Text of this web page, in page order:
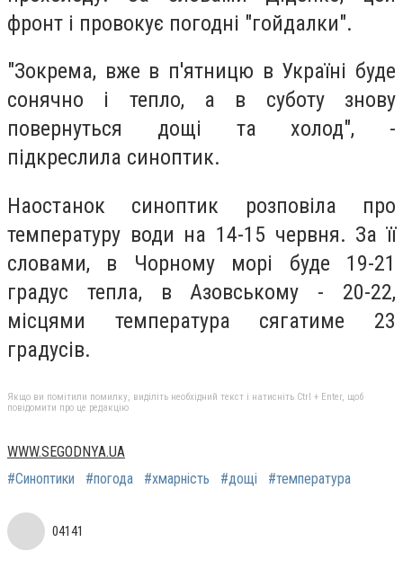
фронт і провокує погодні "гойдалки".
"Зокрема, вже в п'ятницю в Україні буде
сонячно і тепло, а в суботу знову
повернуться дощі та холод", -
підкреслила синоптик.
Наостанок синоптик розповіла про
температуру води на 14-15 червня. За її
словами, в Чорному морі буде 19-21
градус тепла, в Азовському - 20-22,
місцями температура сягатиме 23
градусів.
Якщо ви помітили помилку, виділіть необхідний текст і натисніть Ctrl + Enter, щоб
повідомити про це редакцію
WWW.SEGODNYA.UA
#Синоптики
#погода #хмарність #дощі #температура
04141